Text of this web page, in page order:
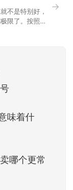
不是特别好，
限了。按照平
我会按点赞数
→
味着什
哪个更常